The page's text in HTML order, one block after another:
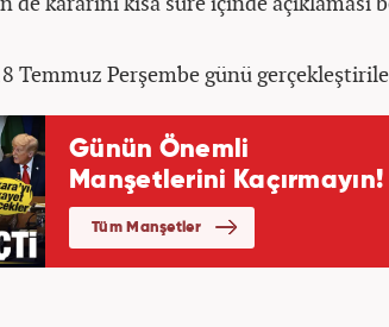
Temmuz Perşembe günü